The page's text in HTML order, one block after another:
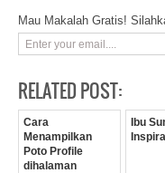
Mau Makalah Gratis!
RELATED POST:
Cara
Menampilkan
Poto Profile
dihalaman
Ibu